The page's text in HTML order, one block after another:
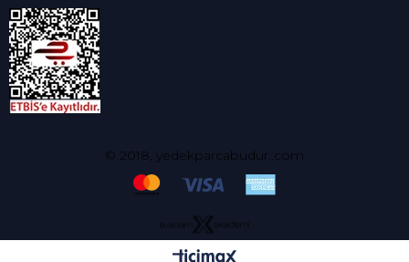
© 2018, yedekparcabudur..com